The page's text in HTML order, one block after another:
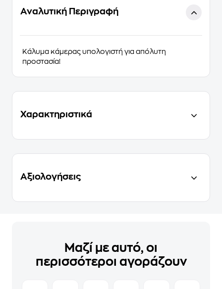
Αναλυτική Περιγραφή
Κάλυμα κάμερας υπολογιστή για απόλυτη
προστασία!
Χαρακτηριστικά
Αξιολογήσεις
Μαζί με αυτό, οι
περισσότεροι αγοράζουν